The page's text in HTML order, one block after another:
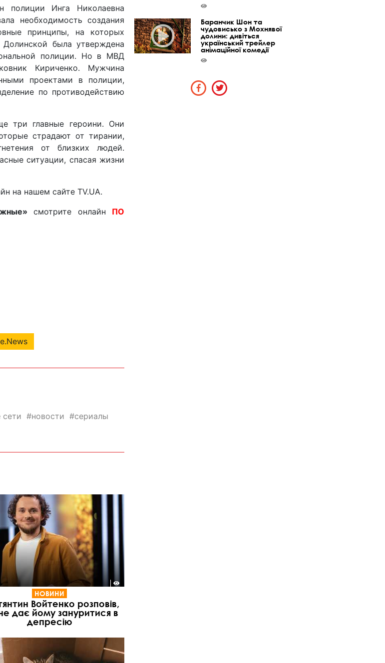
полиции Инга Николаевна
необходимость создания
принципы, на которых
была утверждена
полиции. Но в МВД
Кириченко. Мужчина
проектами в полиции,
по противодействию
три главные героини. Они
страдают от тирании,
от близких людей.
ситуации, спасая жизни
на нашем сайте TV.UA.
смотрите онлайн ПО
сети новости
сериалы
НОВИНИ
Войтенко розповів,
дає йому зануритися в
депресію
Баранчик Шон та
чудовисько з Мохнявої
долини: дивіться
український трейлер
анімаційної комедії